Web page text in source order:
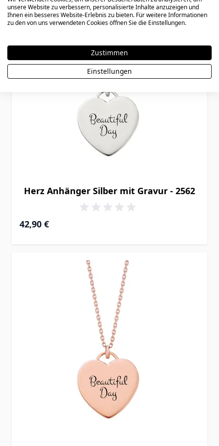
Herz Anhänger Silber mit Gravur - 2562
42,90 €
unsere Website zu verbessern, personalisierte Inhalte anzuzeigen und
Ihnen ein besseres Website-Erlebnis zu bieten. Für weitere Informationen
zu den von uns verwendeten Cookies öffnen Sie die Einstellungen.
Zustimmen
Einstellungen